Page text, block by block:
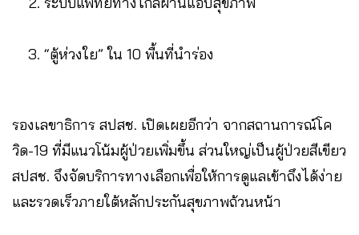
“ตู้ห่วงใย” ใน 10 พื้นที่นำร่อง
รองเลขาธิการ สปสช. เปิดเผยอีกว่า จากสถานการณ์โค
วิด-19 ที่มีแนวโน้มผู้ป่วยเพิ่มขึ้น ส่วนใหญ่เป็นผู้ป่วยสีเขียว
สปสช. จึงจัดบริการทางเลือกเพื่อให้การดูแลเข้าถึงได้ง่าย
และรวดเร็วภายใต้หลักประกันสุขภาพถ้วนหน้า